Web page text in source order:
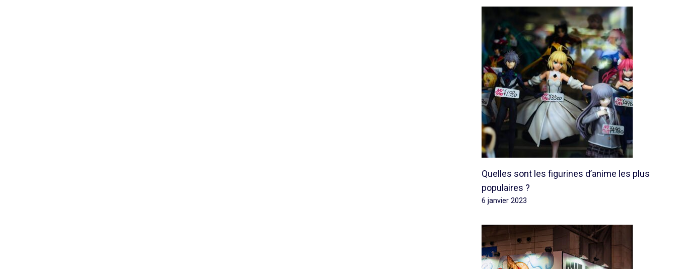
Quelles sont les figurines d’anime les plus
populaires ?
6 janvier 2023